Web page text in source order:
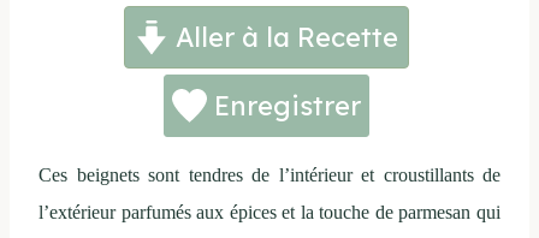
Aller à la Recette
Enregistrer
Ces beignets sont tendres de l’intérieur et croustillants de
l’extérieur parfumés aux épices et la touche de parmesan qui